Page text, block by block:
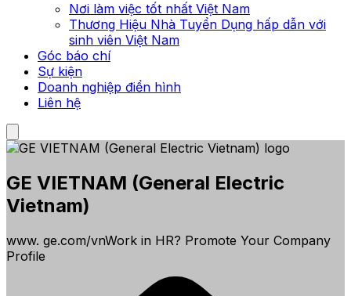
Nơi làm việc tốt nhất Việt Nam
Thương Hiệu Nhà Tuyển Dụng hấp dẫn với
sinh viên Việt Nam
Góc báo chí
Sự kiện
Doanh nghiệp điển hình
Liên hệ
GE VIETNAM (General Electric
Vietnam)
www. ge.com/vnWork in HR? Promote Your Company
Profile